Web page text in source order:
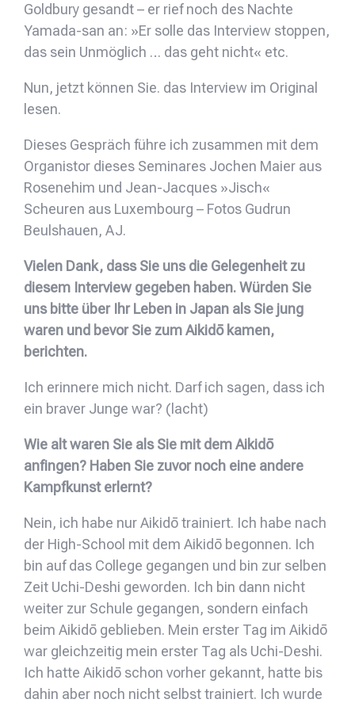
Goldbury gesandt – er rief noch des Nachte
Yamada-san an: »Er solle das Interview stoppen,
das sein Unmöglich … das geht nicht« etc.
Nun, jetzt können Sie. das Interview im Original
lesen.
Dieses Gespräch führe ich zusammen mit dem
Organistor dieses Seminares Jochen Maier aus
Rosenehim und Jean-Jacques »Jisch«
Scheuren aus Luxembourg – Fotos Gudrun
Beulshauen, AJ.
Vielen Dank, dass Sie uns die Gelegenheit zu
diesem Interview gegeben haben. Würden Sie
uns bitte über Ihr Leben in Japan als Sie jung
waren und bevor Sie zum Aikidō kamen,
berichten.
Ich erinnere mich nicht. Darf ich sagen, dass ich
ein braver Junge war? (lacht)
Wie alt waren Sie als Sie mit dem Aikidō
anfingen? Haben Sie zuvor noch eine andere
Kampfkunst erlernt?
Nein, ich habe nur Aikidō trainiert. Ich habe nach
der High-School mit dem Aikidō begonnen. Ich
bin auf das College gegangen und bin zur selben
Zeit Uchi-Deshi geworden. Ich bin dann nicht
weiter zur Schule gegangen, sondern einfach
beim Aikidō geblieben. Mein erster Tag im Aikidō
war gleichzeitig mein erster Tag als Uchi-Deshi.
Ich hatte Aikidō schon vorher gekannt, hatte bis
dahin aber noch nicht selbst trainiert. Ich wurde